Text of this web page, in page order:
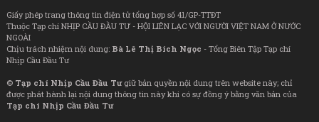
Giấy phép trang thông tin điện tử tổng hợp số 41/GP-TTĐT
Thuộc Tạp chí NHỊP CẦU ĐẦU TƯ - HỘI LIÊN LẠC VỚI NGƯỜI VIỆT NAM Ở NƯỚC
NGOÀI
Chịu trách nhiệm nội dung: Bà Lê Thị Bích Ngọc - Tổng Biên Tập Tạp chí
Nhịp Cầu Đầu Tư
© Tạp chí Nhịp Cầu Đầu Tưgiữ bản quyền nội dung trên website này; chỉ
được phát hành lại nội dung thông tin này khi có sự đồng ý bằng văn bản của
Tạp chí Nhịp Cầu Đầu Tư